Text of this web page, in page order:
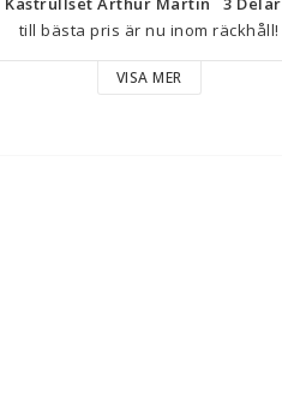
till bästa pris är nu inom räckhåll!
Typ: Kastrullset
VISA MER